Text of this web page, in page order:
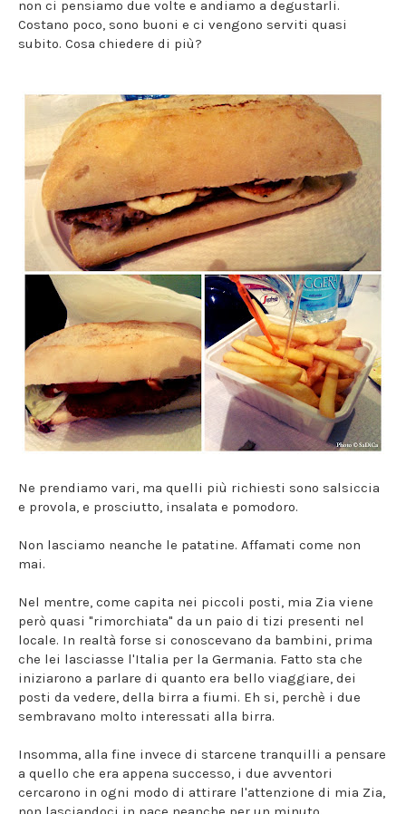
non ci pensiamo due volte e andiamo a degustarli.
Costano poco, sono buoni e ci vengono serviti quasi
subito. Cosa chiedere di più?
Ne prendiamo vari, ma quelli più richiesti sono salsiccia
e provola, e prosciutto, insalata e pomodoro.
Non lasciamo neanche le patatine. Affamati come non
mai.
Nel mentre, come capita nei piccoli posti, mia Zia viene
però quasi "rimorchiata" da un paio di tizi presenti nel
locale. In realtà forse si conoscevano da bambini, prima
che lei lasciasse l'Italia per la Germania. Fatto sta che
iniziarono a parlare di quanto era bello viaggiare, dei
posti da vedere, della birra a fiumi. Eh si, perchè i due
sembravano molto interessati alla birra.
Insomma, alla fine invece di starcene tranquilli a pensare
a quello che era appena successo, i due avventori
cercarono in ogni modo di attirare l'attenzione di mia Zia,